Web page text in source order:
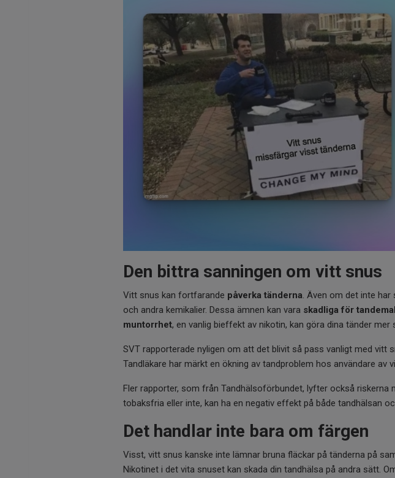
Den bittra sanningen om vitt snus
Vitt snus kan fortfarande påverka tänderna. Även om det inte
och andra kemikalier. Dessa ämnen kan vara skadliga för
muntorrhet, en vanlig bieffekt av nikotin, kan göra dina tänder
SVT rapporterade nyligen om att det blivit så pass vanligt med vitt
Tandläkare har märkt en ökning av tandproblem hos användare
Fler rapporter, som från Tandhälsoförbundet, lyfter också
tobaksfria eller inte, kan ha en negativ effekt på både tandhälsan
Det handlar inte bara om färgen
Visst, vitt snus kanske inte lämnar bruna fläckar på tänderna på
Nikotinet i det vita snuset kan skada din tandhälsa på andra sätt.